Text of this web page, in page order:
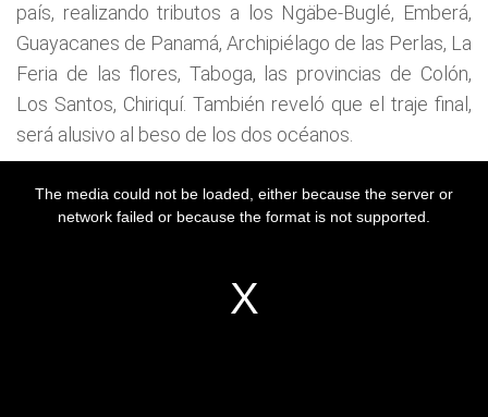
país, realizando tributos a los Ngäbe-Buglé, Emberá,
Guayacanes de Panamá, Archipiélago de las Perlas, La
Feria de las flores, Taboga, las provincias de Colón,
Los Santos, Chiriquí. También reveló que el traje final,
será alusivo al beso de los dos océanos.